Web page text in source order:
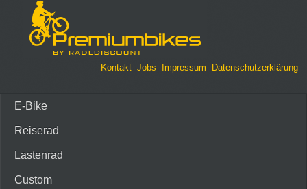
Kontakt Jobs Impressum Datenschutzerklärung
E-Bike
Reiserad
Lastenrad
Custom